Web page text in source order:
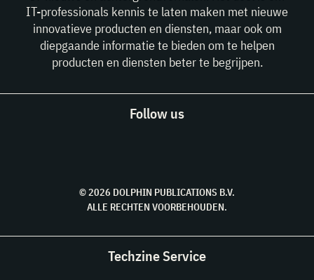
IT-professionals kennis te laten maken met nieuwe
innovatieve producten en diensten, maar ook om
diepgaande informatie te bieden om te helpen
producten en diensten beter te begrijpen.
Follow us
© 2026 DOLPHIN PUBLICATIONS B.V.
ALLE RECHTEN VOORBEHOUDEN.
Techzine Service